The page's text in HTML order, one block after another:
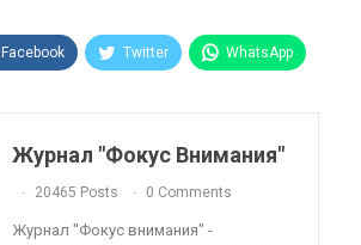
Facebook Twitter WhatsApp
Viber
Linkedin Tumblr
Журнал "Фокус Внимания"
20465 Posts 0 Comments
Журнал "Фокус внимания" -